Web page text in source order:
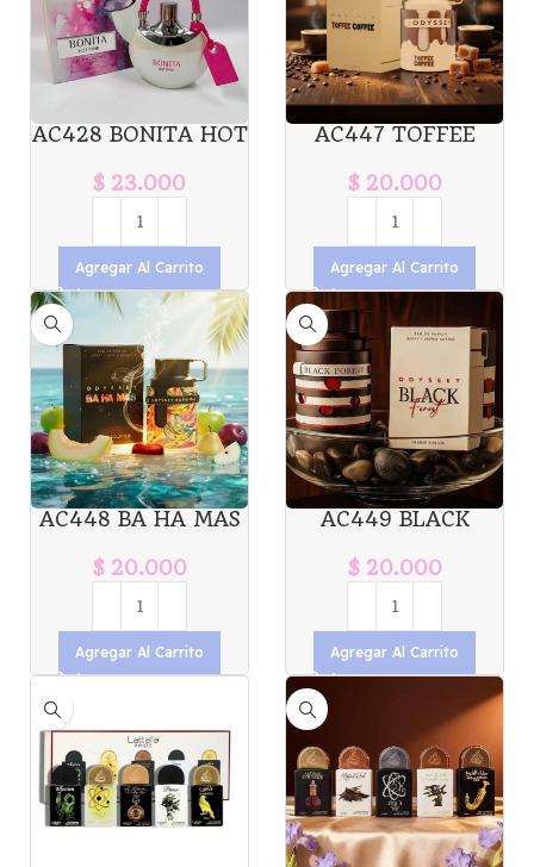
AC428 BONITA HOT
100ML X1U. *12
$ 23.000
Agregar Al Carrito
AC447 TOFFEE
ARMAF 100ML X1U.
*12
$20.000
Agregar Al Carrito
AC448 BA HA MAS
100ML X1U. *12
$20.000
Agregar Al Carrito
AC449 BLACK
ARMAF 100ML X1U.
*12
$20.000
Agregar Al Carrito